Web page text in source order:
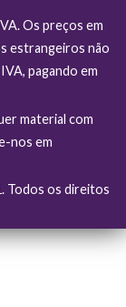
Os preços em
estrangeiros não
pagando em
material com
nos em
Todos os direitos